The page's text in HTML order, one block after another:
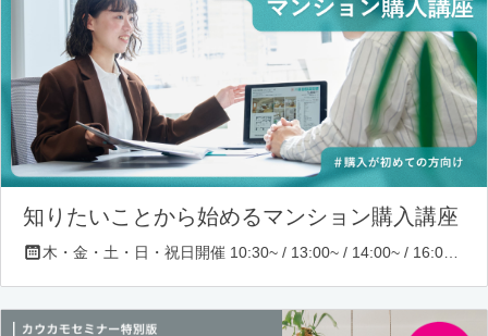
知りたいことから始めるマンション購入講座